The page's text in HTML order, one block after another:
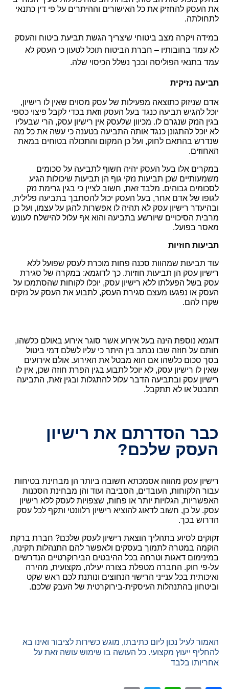
את העסק להחזיק את כל האישורים וההיתרים על פי דין כתנאי
במידה ויקרה מצב ביטוחי שיצריך הגשת תביעת ביטוח והעסק
לא עמד בחובותיו – חברת הביטוח תוכל לטעון כי העסק לא
בתנאי הפוליסה ובכך נשלל הכיסוי שלה.
נזיקית
אדם שניזוק כתוצאה מפעילות של עסק מסוים שאין לו רישיון,
יוכל להגיש תביעה כנגד בעל העסק וזאת בכדי לקבל פיצוי כספי
בגין הנזק שנגרם לו. מכיוון שלעסק אין רישיון עסק, הרי שבעליו
לא יוכל להתגונן כנגד אותה התביעה בטענה כי עשה את כל מה
שנדרש בהתאם לחוק, ועל כן המקום והתכולה בטוחים במאת
במקרים אלו בעל העסק יהיה חשוף לתביעה על סכומים
משמעותיים שכן תביעות נזקי גוף הן תביעות שיכולות הגיע
לסכומים גבוהים. מלבד זאת, חשוב לציין כי בגין גרימת נזק
לגופו של אדם אחר, בעל העסק יכול להסתבך בתביעה פלילית,
ובהיעדר רישיון עסק לא תהיה לו אפשרות להגן על עצמו, ועל כן
מרבית הסיכויים שיורשע בתביעה והוא אף עלול להישלח לעונש
בפועל.
חוזיות
עוד תביעות שמהוות סכנה פחות מוכרת לעסק שפועל ללא
רישיון עסק הן תביעות חוזיות. כך לדוגמא: במקרה של סגירת
עסק בשל הפעלתו ללא רישיון עסק, יוכלו לקוחות שהסתמכו על
העסק או נפגעו מעצם סגירת העסק, לתבוע את העסק על נזקים
להם.
דוגמא נוספת הינה בעל אירוע אשר סוגר אירוע באולם כלשהו,
חותם על חוזה שבו נכתב בין היתר כי עליו לשלם דמי ביטול
בסך סכום כלשהו אם הוא מבטל את האירוע. אולם אירועים
שאין לו רישיון עסק, לא יוכל לתבוע בגין הפרת חוזה שכן, אין לו
רישיון עסק ובתביעה הדבר עלול להתגלות ובגין זאת, התביעה
או לא תתקבל.
הסדרתם את רישיון
שלכם?
רישיון עסק מהווה אסמכתא חשובה ביותר הן מבחינת בטיחות
עבור הלקוחות, העובדים, הסביבה ועוד והן מבחינת הסכנות
האפשריות, הגלויות יותר או פחות, שצפויות לעסק ללא רישיון
עסק. על כן, חשוב לדאוג להוציא רישיון רלוונטי ותקף לכל עסק
בכך.
זקוקים לסיוע בתהליך הוצאת רישיון לעסק שלכם? חברת ברקת
הוקמה במטרה לתמוך בעסקים ולאפשר להם התנהלות תקינה,
במינימום דאגות וטרחה בכל ההיבטים הבירוקרטיים הנדרשים
על-פי חוק. החברה מטפלת בצורה יעילה, מקצועית, מהירה
ואיכותית בכל ענייני הרישוי הנחוצים ונותנת לכם ראש שקט
בהתנהלות העיסקית-בירוקרטית של העבק שלכם.
האמור לעיל נכון ליום כתיבתו, מוגש כשירות לציבור ואינו בא
להחליף ייעוץ מקצועי. כל העושה בו שימוש עושה זאת על
בלבד